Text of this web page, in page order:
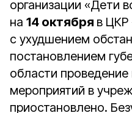
организации «Дети
на 14 октября в ЦКР
с ухудшением
постановлением
области
мероприятий в
приостановлено.